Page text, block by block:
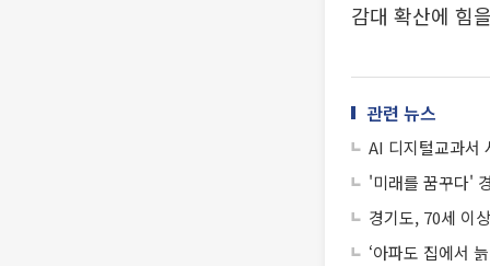
감대 확산에 힘
관련 뉴스
AI 디지털교과서
'미래를 꿈꾸다'
경기도, 70세 이
‘아파도 집에서